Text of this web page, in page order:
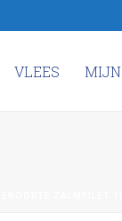
VLEES